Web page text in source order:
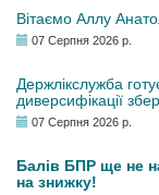
Вітаємо Аллу
07 Серпня 2026 р.
Держлікслужба
диверсифікації
07 Серпня 2026 р.
Балів БПР ще не
на знижку!